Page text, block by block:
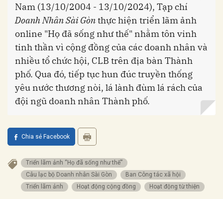
Nam (13/10/2004 - 13/10/2024), Tạp chí
Doanh Nhân Sài Gònthực hiện triển lãm ảnh
online "Họ đã sống như thế" nhằm tôn vinh
tinh thần vì cộng đồng của các doanh nhân và
nhiều tổ chức hội, CLB trên địa bàn Thành
phố. Qua đó, tiếp tục hun đúc truyền thống
yêu nước thương nòi, lá lành đùm lá rách của
đội ngũ doanh nhân Thành phố.
Chia sẻ Facebook
Triển lãm ảnh “Họ đã sống như thế”
Câu lạc bộ Doanh nhân Sài Gòn
Ban Công tác xã hội
Triển lãm ảnh
Hoạt động cộng đồng Hoạt động từ thiện